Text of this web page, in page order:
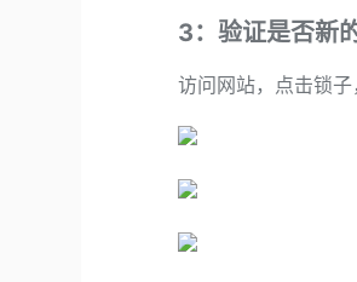
3：验证是否新
访问网站，点击锁